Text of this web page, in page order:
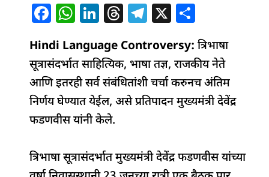
F
c
e
b
o
o
k
W
at
s
A
p
p
Li
k
e
dI
n
T
re
a
d
s
T
e
g
ra
m
X
h
ar
e
Hindi Language Controversy:त्रिभाषा
सूत्रासंदर्भात साहित्यिक, भाषा तज्ञ, राजकीय नेते
आणि इतरही सर्व संबंधितांशी चर्चा करुनच अंतिम
निर्णय घेण्यात येईल, असे प्रतिपादन मुख्यमंत्री देवेंद्र
फडणवीस यांनी केले.
त्रिभाषा सूत्रासंदर्भात मुख्यमंत्री देवेंद्र फडणवीस यांच्या